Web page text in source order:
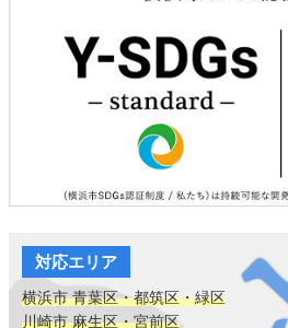
対応エリア
横浜市 青葉区・都筑区・緑区
川崎市 麻生区・宮前区